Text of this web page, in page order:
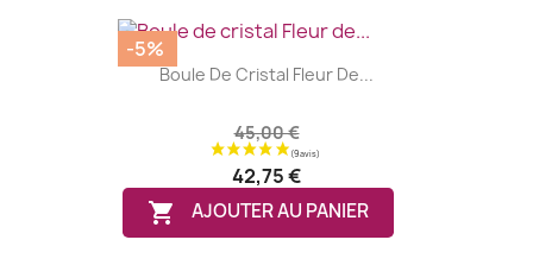
Boule De Cristal Fleur De...
45,00 €
42,75 €
 AJOUTER AU PANIER
-5%